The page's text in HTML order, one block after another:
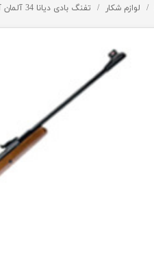
چادر لوازم شکار تفنگ بادی دیانا 34 آلمان آکبند